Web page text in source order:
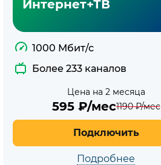
Интернет+ТВ
1000 Мбит/с
Более 233 каналов
Цена на 2 месяца
595₽/мес1190₽/мес
Подключить
Подробнее